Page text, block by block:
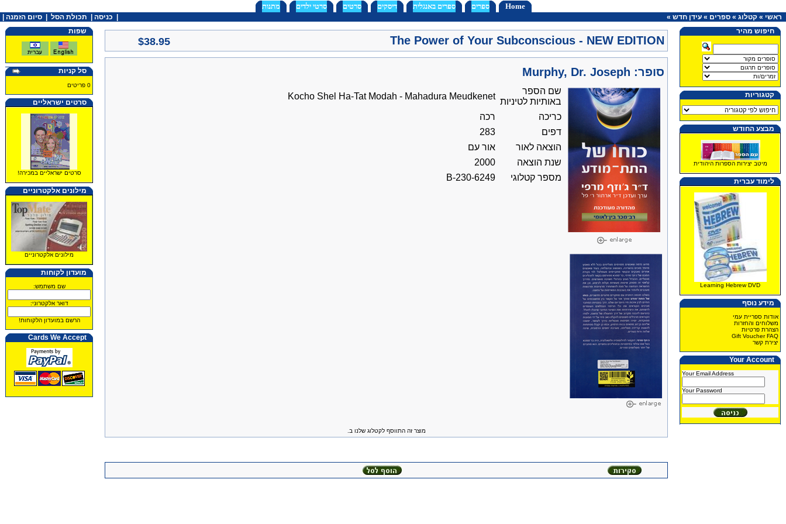
Home ספרים ספרים באנגלית דיסקים סרטים סרטי ילדים מתנות
ראשי » קטלוג » ספרים » עידן חדש » כניסה תכולת הסל
סיום הזמנה |
חיפוש מהיר
קטגוריות
מבצע החודש
מיטב יצירות הספרות היהודית
לימוד עברית
Learning Hebrew DVD
מידע נוסף
אודות ספריית עמי
משלוחים והחזרות
הצהרת פרטיות
Gift Voucher FAQ
יצירת קשר
Your Account
Your Email Address
Your Password
The Power of Your Subconscious - NEW EDITION
$38.95
סופר: Murphy, Dr. Joseph
שם הספר
באותיות לטיניות
Kocho Shel Ha-Tat Modah - Mahadura Meudkenet
כריכה
רכה
דפים
283
הוצאה לאור
אור עם
שנת הוצאה
2000
מספר קטלוגי
B-230-6249
מוצר זה התווסף לקטלוג שלנו ב.
שפות
סל קניות
0 פריטים
סרטים ישראליים
סרטים ישראליים במכירה!
מילונים אלקטרוניים
מילונים אלקטרוניים
מועדון לקוחות
שם משתמש:
דואר אלקטרוני:
הרשם במועדון הלקוחות!
Cards We Accept